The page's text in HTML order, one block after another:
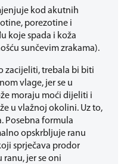
kod akutnih
porezotine i
koje spada i koža
sunčevim zrakama).
zacijeliti, trebala bi biti
vlage, jer se u
moraju moći dijeliti i
u vlažnoj okolini. Uz to,
Posebna formula
opskrbljuje ranu
sprječava prodor
jer se oni